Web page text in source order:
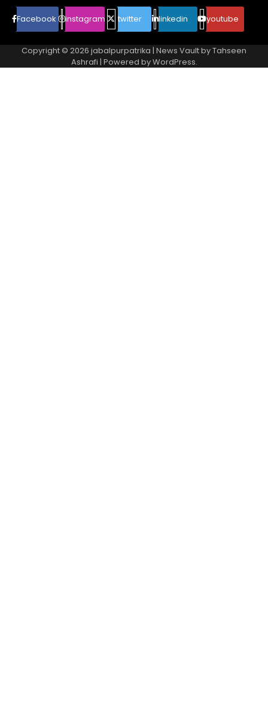
Facebook instagram twitter linkedin youtube
Copyright © 2026 jabalpurpatrika | News Vault byTahseen
Ashrafi | Powered byWordPress.